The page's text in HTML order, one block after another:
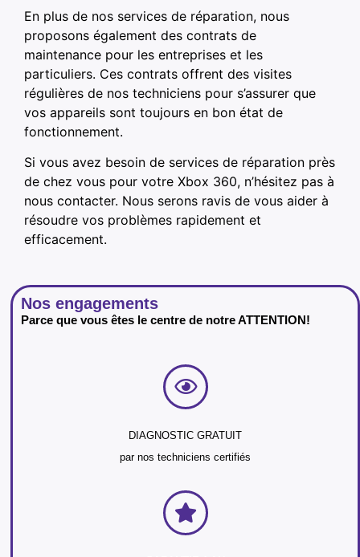
En plus de nos services de réparation, nous
proposons également des contrats de
maintenance pour les entreprises et les
particuliers. Ces contrats offrent des visites
régulières de nos techniciens pour s’assurer que
vos appareils sont toujours en bon état de
fonctionnement.
Si vous avez besoin de services de réparation près
de chez vous pour votre Xbox 360, n’hésitez pas à
nous contacter. Nous serons ravis de vous aider à
résoudre vos problèmes rapidement et
efficacement.
Nos engagements
Parce que vous êtes le centre de notre ATTENTION!
DIAGNOSTIC GRATUIT
par nos techniciens certifiés